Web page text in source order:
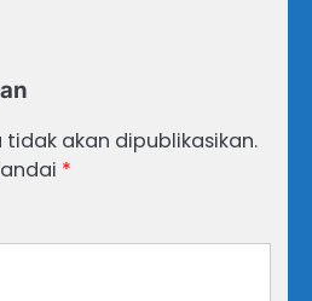
akan dipublikasikan.
*